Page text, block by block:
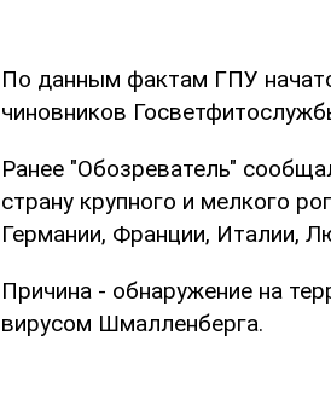
По данным фактам ГПУ
чиновников
Ранее "Обозреватель"
страну крупного и мелкого
Германии, Франции, Италии,
Причина - обнаружение на
вирусом Шмалленберга.